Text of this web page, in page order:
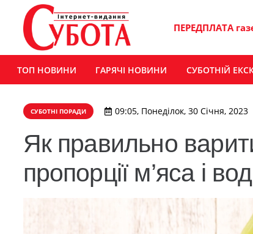
ПЕРЕДПЛАТА
ТОП НОВИНИ ГАРЯЧІ НОВИНИ СУБОТНІЙ
СУБОТНІ ПОРАДИ 09:05, Понеділок, 30 Січня, 2023
Як правильно
пропорції м’яса і